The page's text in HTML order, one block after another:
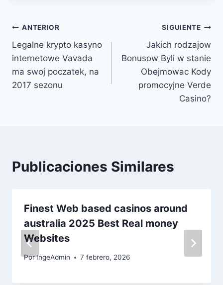
ANTERIOR
Legalne krypto kasyno
internetowe Vavada
ma swoj poczatek, na
2017 sezonu
SIGUIENTE
Jakich rodzajow
Bonusow Byli w stanie
Obejmowac Kody
promocyjne Verde
Casino?
Publicaciones Similares
Finest Web based casinos around
australia 2025 Best Real money
Websites
PorIngeAdmin 7 febrero, 2026